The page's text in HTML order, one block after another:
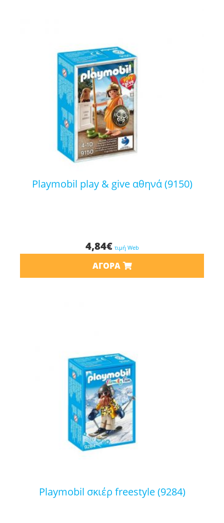
playmobil play & give αθηνά (9150)
4,84€ τιμή Web
ΑΓΟΡΆ
playmobil σκιέρ freestyle (9284)